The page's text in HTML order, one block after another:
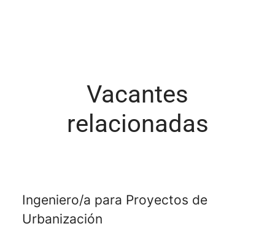
Vacantes
relacionadas
Ingeniero/a para Proyectos de
Urbanización